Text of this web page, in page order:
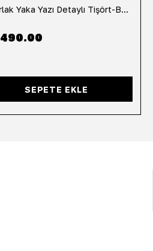
Yuvarlak Yaka Yazı Detaylı Tişört-Beyaz
SEPETE EKLE